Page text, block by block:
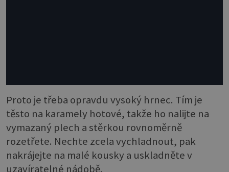
Proto je třeba opravdu vysoký hrnec. Tím je
těsto na karamely hotové, takže ho nalijte na
vymazaný plech a stěrkou rovnoměrně
rozetřete. Nechte zcela vychladnout, pak
nakrájejte na malé kousky a uskladněte v
uzavíratelné nádobě.